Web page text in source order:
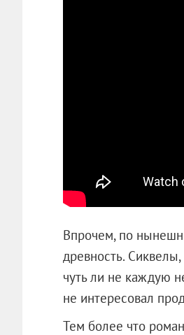
Впрочем, по
древность.
чуть ли не каждую
не интересовал
Тем более что